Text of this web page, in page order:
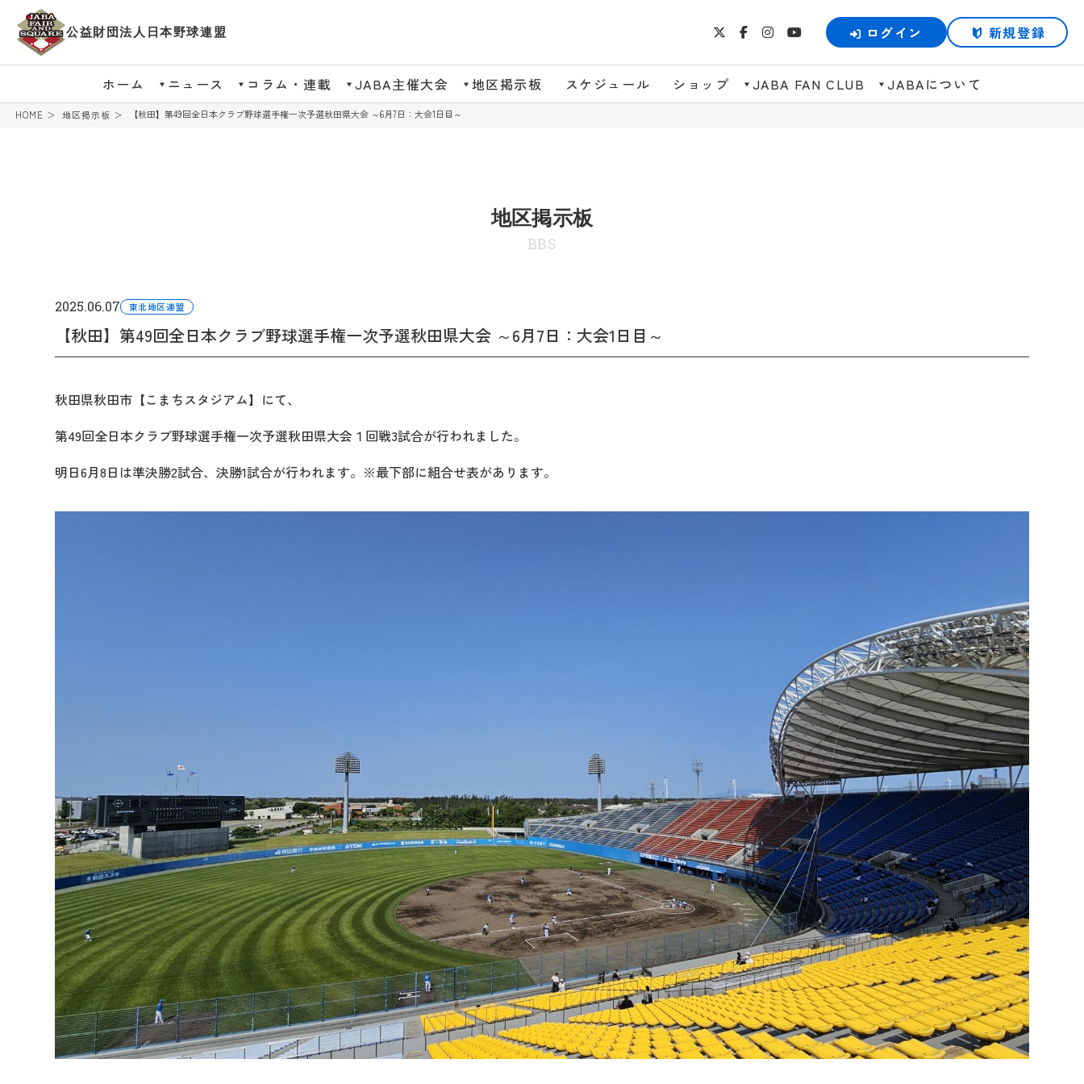
公益財団法人日本野球連盟 ログイン 新規登録
ホーム ニュース コラム・連載 JABA主催大会 地区掲示板 スケジュール ショップ JABA FAN CLUB JABAについて
HOME 地区掲示板 【秋田】第49回全日本クラブ野球選手権一次予選秋田県大会 ～6月7日：大会1日目～
地区掲示板
BBS
2025.06.07 東北地区連盟
【秋田】第49回全日本クラブ野球選手権一次予選秋田県大会 ～6月7日：大会1日目～
秋田県秋田市【こまちスタジアム】にて、
第49回全日本クラブ野球選手権一次予選秋田県大会１回戦3試合が行われました。
明日6月8日は準決勝2試合、決勝1試合が行われます。※最下部に組合せ表があります。